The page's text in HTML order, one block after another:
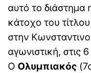
αυτό το διάστημα
κάτοχο του
στην
αγωνιστική, στις
Ο Ολυμπιακός